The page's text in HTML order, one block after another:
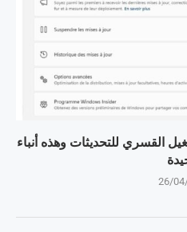
القسري للتحديثات وهذه أنباء
26/